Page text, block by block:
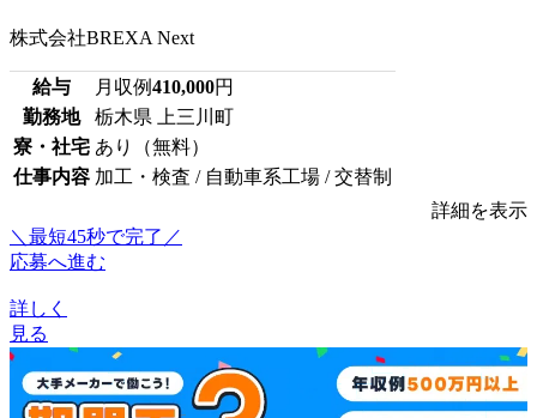
株式会社BREXA Next
給与 月収例410,000円
勤務地
栃木県 上三川町
寮・社宅 あり（無料）
仕事内容 加工・検査 / 自動車系工場 / 交替制
詳細を表示
＼最短45秒で完了／
応募へ進む
詳しく
見る